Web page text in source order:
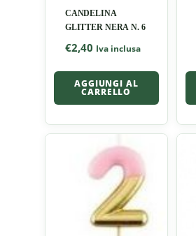
CANDELINA
GLITTER NERA N. 6
€2,40 Iva inclusa
AGGIUNGI AL
CARRELLO